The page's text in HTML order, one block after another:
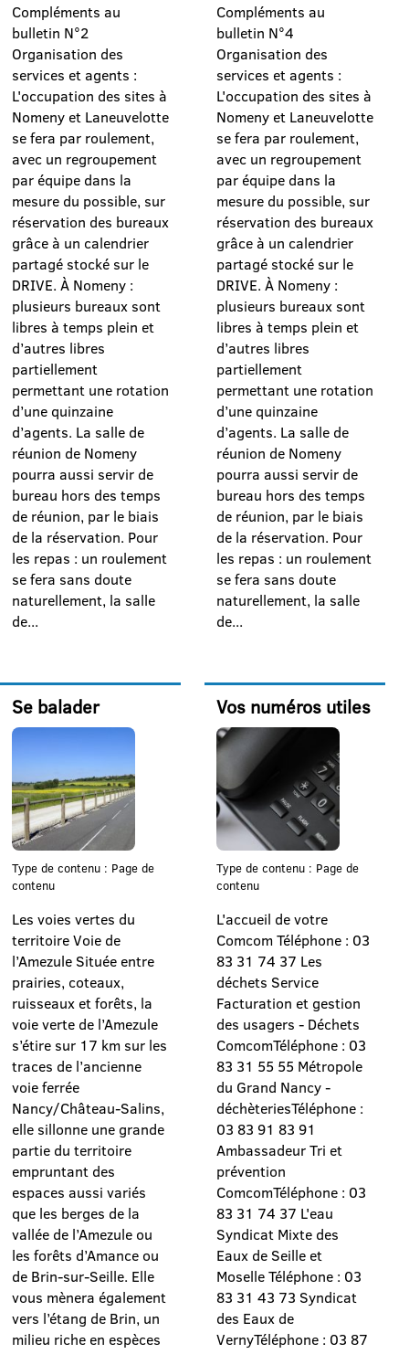
Compléments au
bulletin N°2
Organisation des
services et agents :
L'occupation des sites à
Nomeny et Laneuvelotte
se fera par roulement,
avec un regroupement
par équipe dans la
mesure du possible, sur
réservation des bureaux
grâce à un calendrier
partagé stocké sur le
DRIVE. À Nomeny :
plusieurs bureaux sont
libres à temps plein et
d’autres libres
partiellement
permettant une rotation
d’une quinzaine
d’agents. La salle de
réunion de Nomeny
pourra aussi servir de
bureau hors des temps
de réunion, par le biais
de la réservation. Pour
les repas : un roulement
se fera sans doute
naturellement, la salle
de...
Compléments au
bulletin N°4
Organisation des
services et agents :
L'occupation des sites à
Nomeny et Laneuvelotte
se fera par roulement,
avec un regroupement
par équipe dans la
mesure du possible, sur
réservation des bureaux
grâce à un calendrier
partagé stocké sur le
DRIVE. À Nomeny :
plusieurs bureaux sont
libres à temps plein et
d’autres libres
partiellement
permettant une rotation
d’une quinzaine
d’agents. La salle de
réunion de Nomeny
pourra aussi servir de
bureau hors des temps
de réunion, par le biais
de la réservation. Pour
les repas : un roulement
se fera sans doute
naturellement, la salle
de...
Se balader
Type de contenu : Page de
contenu
Les voies vertes du
territoire Voie de
l’Amezule Située entre
prairies, coteaux,
ruisseaux et forêts, la
voie verte de l’Amezule
s’étire sur 17 km sur les
traces de l’ancienne
voie ferrée
Nancy/Château-Salins,
elle sillonne une grande
partie du territoire
empruntant des
espaces aussi variés
que les berges de la
vallée de l’Amezule ou
les forêts d’Amance ou
de Brin-sur-Seille. Elle
vous mènera également
vers l’étang de Brin, un
milieu riche en espèces
Vos numéros utiles
Type de contenu : Page de
contenu
L'accueil de votre
Comcom Téléphone : 03
83 31 74 37 Les
déchets Service
Facturation et gestion
des usagers - Déchets
ComcomTéléphone : 03
83 31 55 55 Métropole
du Grand Nancy -
déchèteriesTéléphone :
03 83 91 83 91
Ambassadeur Tri et
prévention
ComcomTéléphone : 03
83 31 74 37 L'eau
Syndicat Mixte des
Eaux de Seille et
Moselle Téléphone : 03
83 31 43 73 Syndicat
des Eaux de
VernyTéléphone : 03 87